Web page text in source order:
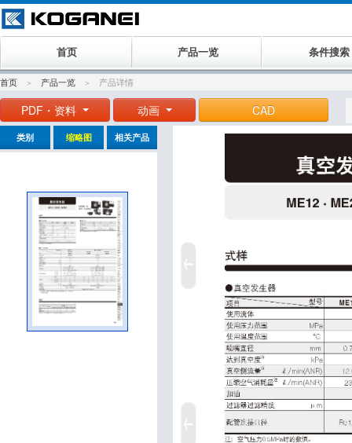
首页 产品一览 条件搜索
首页 产品一览 产品详情
PDF・资料 动画 CAD
类别 缩略图 相关产品